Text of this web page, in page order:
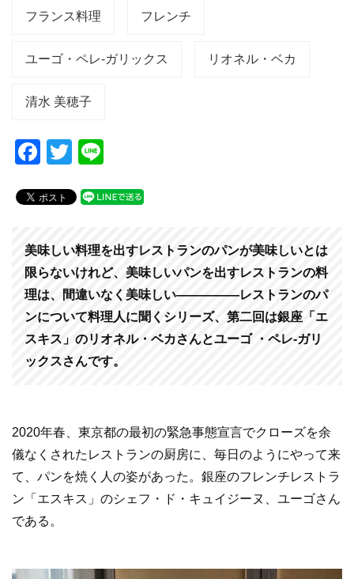
フランス料理 フレンチ
ユーゴ・ペレ-ガリックス リオネル・ベカ
清水 美穂子
F
c
b
o
o
k
T
tt
e
美味しい料理を出すレストランのパンが美味しいとは
限らないけれど、美味しいパンを出すレストランの料
理は、間違いなく美味しい—————レストランのパ
ンについて料理人に聞くシリーズ、第二回は銀座「エ
スキス」のリオネル・ベカさんとユーゴ ・ペレ-ガリ
ックスさんです。
2020年春、東京都の最初の緊急事態宣言でクローズを余
儀なくされたレストランの厨房に、毎日のようにやって来
て、パンを焼く人の姿があった。銀座のフレンチレストラ
ン「エスキス」のシェフ・ド・キュイジーヌ、ユーゴさん
である。